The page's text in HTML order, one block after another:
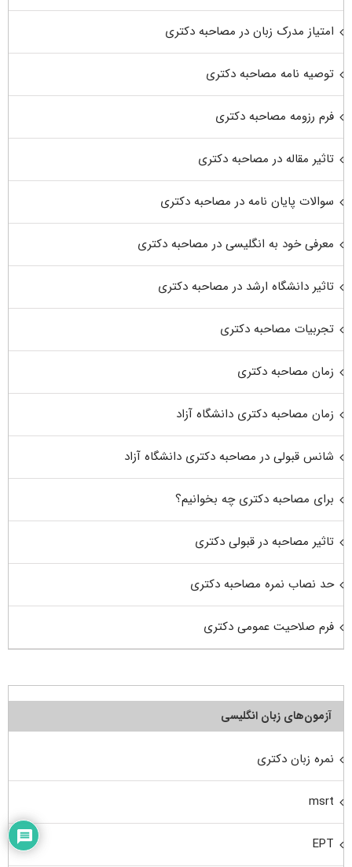
امتیاز مدرک زبان در مصاحبه دکتری
توصیه نامه مصاحبه دکتری
فرم رزومه مصاحبه دکتری
تاثیر مقاله در مصاحبه دکتری
سوالات پایان نامه در مصاحبه دکتری
معرفی خود به انگلیسی در مصاحبه دکتری
تاثیر دانشگاه ارشد در مصاحبه دکتری
تجربیات مصاحبه دکتری
زمان مصاحبه دکتری
زمان مصاحبه دکتری دانشگاه آزاد
شانس قبولی در مصاحبه دکتری دانشگاه آزاد
برای مصاحبه دکتری چه بخوانیم؟
تاثیر مصاحبه در قبولی دکتری
حد نصاب نمره مصاحبه دکتری
فرم صلاحیت عمومی دکتری
آزمون‌های زبان انگلیسی
نمره زبان دکتری
msrt
EPT